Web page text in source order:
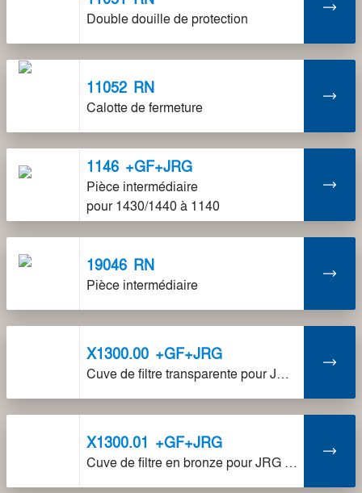
Double douille de protection
11052 RN
Calotte de fermeture
1146 +GF+JRG
Pièce intermédiaire
pour 1430/1440 à 1140
19046 RN
Pièce intermédiaire
X1300.00 +GF+JRG
Cuve de filtre transparente pour JRG 1300
X1300.01 +GF+JRG
Cuve de filtre en bronze pour JRG 1300